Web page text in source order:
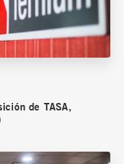
de TASA,